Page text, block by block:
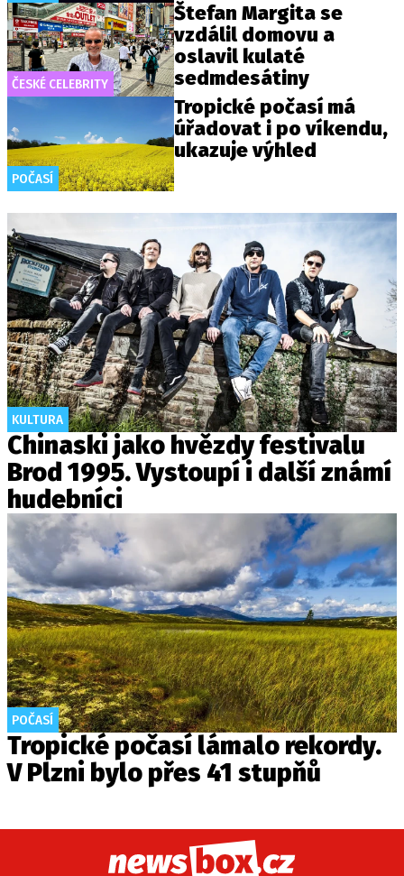
ČESKÉ CELEBRITY
Štefan Margita se
vzdálil domovu a
oslavil kulaté
sedmdesátiny
POČASÍ
Tropické počasí má
úřadovat i po víkendu,
ukazuje výhled
KULTURA
Chinaski jako hvězdy festivalu
Brod 1995. Vystoupí i další známí
hudebníci
POČASÍ
Tropické počasí lámalo rekordy.
V Plzni bylo přes 41 stupňů